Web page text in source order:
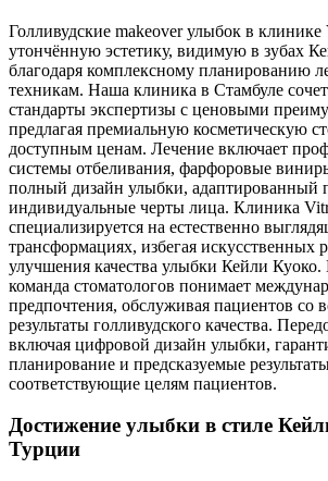
Голливудские makeover улыбок в
утончённую эстетику, видимую в зубах
благодаря комплексному планированию
техникам. Наша клиника в Стамбуле
стандарты экспертизы с ценовыми
предлагая премиальную косметическую
доступным ценам. Лечение включает
системы отбеливания, фарфоровые
полный дизайн улыбки, адаптированный
индивидуальные черты лица. Клиника
специализируется на естественно
трансформациях, избегая искусственных
улучшения качества улыбки Кейли
команда стоматологов понимает
предпочтения, обслуживая пациентов со
результаты голливудского качества.
включая цифровой дизайн улыбки,
планирование и предсказуемые
соответствующие целям пациентов.
Достижение улыбки в стиле
Турции